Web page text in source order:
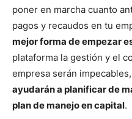
poner en marcha cuanto
pagos y recaudos en tu
mejor forma de empezar
plataforma la gestión y el
empresa serán
ayudarán a planificar de
plan de manejo en capital.